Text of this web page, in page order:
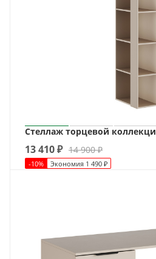
Стеллаж торцевой
13 410₽ 14 900₽
-10% Экономия 1 490 ₽